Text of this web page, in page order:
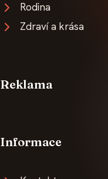
Rodina
Zdraví a krása
Reklama
Informace